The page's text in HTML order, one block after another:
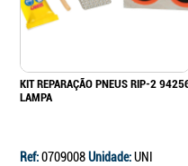
KIT REPARAÇÃO PNEUS RIP-2
LAMPA
Ref:0709008Unidade:UNI